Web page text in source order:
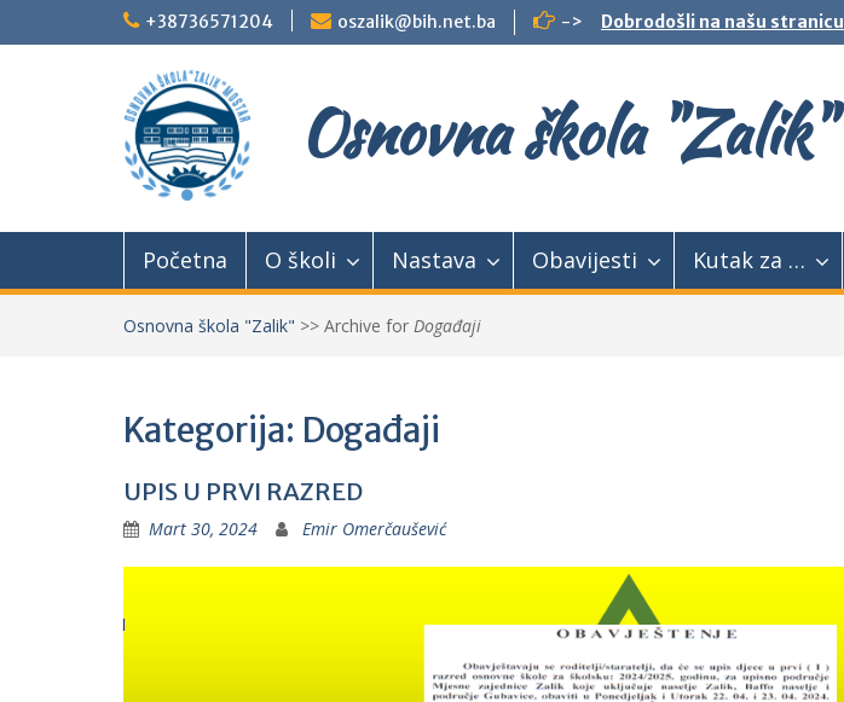
+38736571204 oszalik@bih.net.ba -> Dobrodošli na našu stranicu
Osnovna škola "Zalik"
Početna O školi Nastava Obavijesti Kutak za …
Osnovna škola "Zalik" >> Archive for Događaji
Kategorija: Događaji
UPIS U PRVI RAZRED
Mart 30, 2024 Emir Omerčaušević